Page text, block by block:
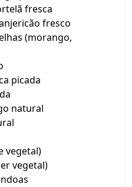
fresca
fresco
(morango,
picada
natural
vegetal)
vegetal)